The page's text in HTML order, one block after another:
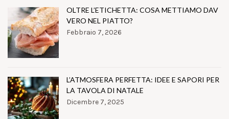
OLTRE L’ETICHETTA: COSA METTIAMO DAV
VERO NEL PIATTO?
Febbraio 7, 2026
L’ATMOSFERA PERFETTA: IDEE E SAPORI PER
LA TAVOLA DI NATALE
Dicembre 7, 2025